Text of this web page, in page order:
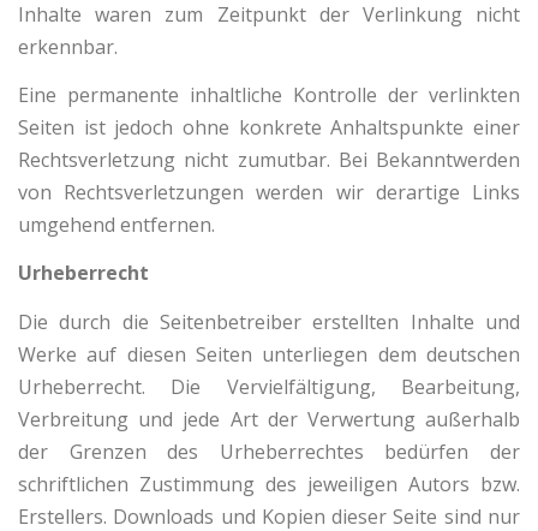
Inhalte waren zum Zeitpunkt der Verlinkung nicht
erkennbar.
Eine permanente inhaltliche Kontrolle der verlinkten
Seiten ist jedoch ohne konkrete Anhaltspunkte einer
Rechtsverletzung nicht zumutbar. Bei Bekanntwerden
von Rechtsverletzungen werden wir derartige Links
umgehend entfernen.
Urheberrecht
Die durch die Seitenbetreiber erstellten Inhalte und
Werke auf diesen Seiten unterliegen dem deutschen
Urheberrecht. Die Vervielfältigung, Bearbeitung,
Verbreitung und jede Art der Verwertung außerhalb
der Grenzen des Urheberrechtes bedürfen der
schriftlichen Zustimmung des jeweiligen Autors bzw.
Erstellers. Downloads und Kopien dieser Seite sind nur